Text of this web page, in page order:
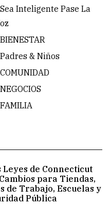
Sea Inteligente Pase La
BIENESTAR
Padres & Niños
COMUNIDAD
NEGOCIOS
FAMILIA
Leyes de Connecticut
para Tiendas,
de Trabajo, Escuelas y
Pública